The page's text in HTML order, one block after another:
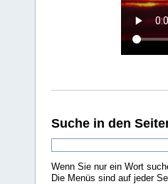
Suche in den
Wenn Sie nur ein Wort
Die Menüs sind auf jeder